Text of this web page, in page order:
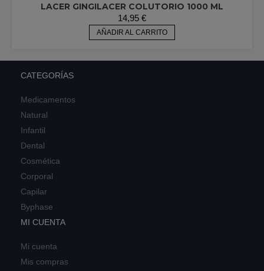
LACER GINGILACER COLUTORIO 1000 ML
14,95 €
AÑADIR AL CARRITO
CATEGORÍAS
Medicamentos
Natural
Infantil
Dental
Cosmética
Corporal
Capilar
Byphase
MI CUENTA
Mi cuenta
Mis compras